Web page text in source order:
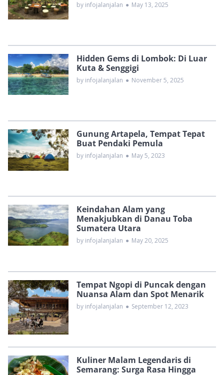
by infojalanjalan ● May 13, 2025
Hidden Gems di Lombok: Di Luar
Kuta & Senggigi
by infojalanjalan ● November 5, 2025
Gunung Artapela, Tempat Tepat
Buat Pendaki Pemula
by infojalanjalan ● May 5, 2023
Keindahan Alam yang
Menakjubkan di Danau Toba
Sumatera Utara
by infojalanjalan ● May 20, 2025
Tempat Ngopi di Puncak dengan
Nuansa Alam dan Spot Menarik
by infojalanjalan ● September 12, 2023
Kuliner Malam Legendaris di
Semarang: Surga Rasa Hingga